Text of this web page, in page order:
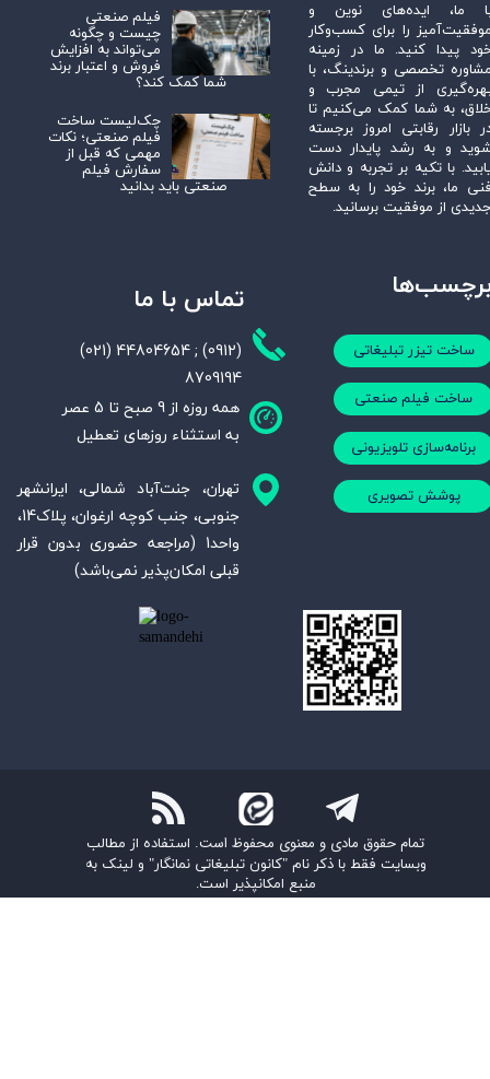
تمام حقوق مادی و معنوی محفوظ است. استفاده از مطالب
وبسایت فقط با ذکر نام "کانون تبلیغاتی نمانگار" و لینک به
منبع امکانپذیر است.
تماس با ما
(021) 44804654 ; (0912)
8709194
همه روزه از 9 صبح تا 5 عصر
به استثناء روزهای تعطیل
تهران، جنت‌آباد شمالی، ایرانشهر
جنوبی، جنب کوچه ارغوان، پلاک14،
واحد1 (مراجعه حضوری بدون قرار
قبلی امکان‌پذیر نمی‌باشد)
ما، ایده‌های نوین و
را برای کسب‌وکار
پیدا کنید. ما در زمینه
تخصصی و برندینگ، با
از تیمی مجرب و
به شما کمک می‌کنیم تا
بازار رقابتی امروز برجسته
و به رشد پایدار دست
با تکیه بر تجربه و دانش
ما، برند خود را به سطح
از موفقیت برسانید.
فیلم صنعتی
چیست و چگونه
می‌تواند به افزایش
فروش و اعتبار برند
شما کمک کند؟
چک‌لیست ساخت
فیلم صنعتی؛ نکات
مهمی که قبل از
سفارش فیلم
صنعتی باید بدانید
ساخت فیلم صنعتی
ساخت تیزر تبلیغاتی
پوشش تصویری
برنامه‌سازی تلویزیونی